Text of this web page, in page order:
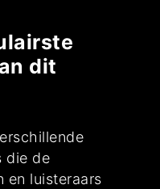
dit
die de
en luisteraars